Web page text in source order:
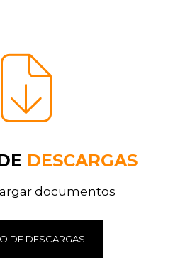
DESCARGAS
documentos
DE DESCARGAS